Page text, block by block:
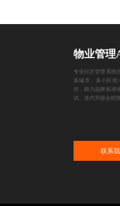
物业管理
专业社区管理系统
多城市、多小区统
控，助力品牌标准
试、迭代升级全程
联系